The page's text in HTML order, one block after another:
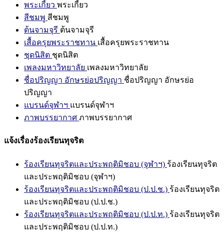
พระเกี้ยว พระเกี้ยว
สีชมพู สีชมพู
ต้นจามจุรี ต้นจามจุรี
เสื้อครุยพระราชทาน เสื้อครุยพระราชทาน
ชุดนิสิต ชุดนิสิต
เพลงมหาวิทยาลัย เพลงมหาวิทยาลัย
ชื่อปริญญา อักษรย่อปริญญา ชื่อปริญญา อักษรย่อ
ปริญญา
แบรนด์จุฬาฯ แบรนด์จุฬาฯ
ภาพบรรยากาศ ภาพบรรยากาศ
แจ้งเรื่องร้องเรียนทุจริต
ร้องเรียนทุจริตและประพฤติมิชอบ (จุฬาฯ) ร้องเรียนทุจริต
และประพฤติมิชอบ (จุฬาฯ)
ร้องเรียนทุจริตและประพฤติมิชอบ (ป.ป.ช.) ร้องเรียนทุจริต
และประพฤติมิชอบ (ป.ป.ช.)
ร้องเรียนทุจริตและประพฤติมิชอบ (ป.ป.ท.) ร้องเรียนทุจริต
และประพฤติมิชอบ (ป.ป.ท.)